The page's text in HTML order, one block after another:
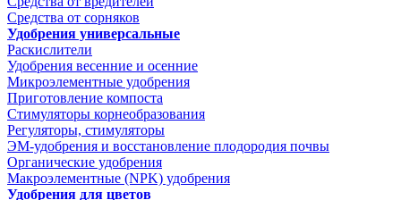
Средства от сорняков
Удобрения универсальные
Раскислители
Удобрения весенние и осенние
Микроэлементные удобрения
Приготовление компоста
Стимуляторы корнеобразования
Регуляторы, стимуляторы
ЭМ-удобрения и восстановление плодородия почвы
Органические удобрения
Макроэлементные (NPK) удобрения
Удобрения для цветов